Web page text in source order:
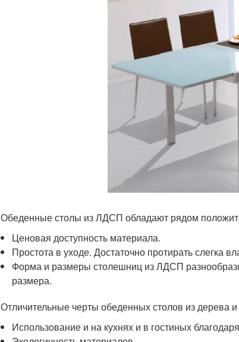
Обеденные столы из ЛДСП обладают рядом
Ценовая доступность материала.
Простота в уходе. Достаточно протирать слегка
Форма и размеры столешниц из ЛДСП
размера.
Отличительные черты обеденных столов из дерева
Использование и на кухнях и в гостиных